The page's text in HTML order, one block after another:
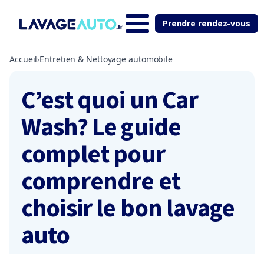
Prendre rendez-vous
Accueil›Entretien & Nettoyage automobile
C’est quoi un Car
Wash? Le guide
complet pour
comprendre et
choisir le bon lavage
auto